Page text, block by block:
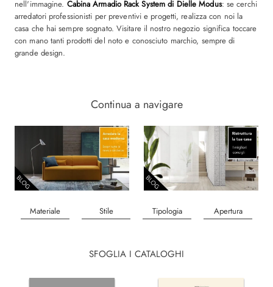
nell'immagine. Cabina Armadio Rack System di Dielle Modus: se cerchi
arredatori professionisti per preventivi e progetti, realizza con noi la
casa che hai sempre sognato. Visitare il nostro negozio significa toccare
con mano tanti prodotti del noto e conosciuto marchio, sempre di
grande design.
Continua a navigare
Materiale Stile Tipologia Apertura
SFOGLIA I CATALOGHI